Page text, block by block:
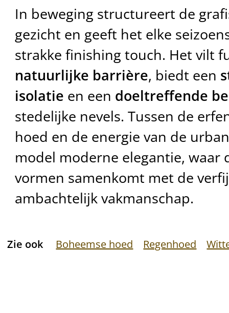
In beweging structureert de
gezicht en geeft het elke
strakke finishing touch. Het vilt
natuurlijke barrière, biedt een
isolatie en een doeltreffende
stedelijke nevels. Tussen de
hoed en de energie van de
model moderne elegantie, waar
vormen samenkomt met de
ambachtelijk vakmanschap.
Zie ook Boheemse hoed Regenhoed